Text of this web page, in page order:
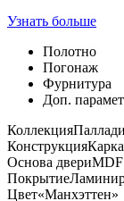
Узнать больше
Полотно
Погонаж
Фурнитура
Доп.
Коллекция
Конструкция
Основа двериMDF
Покрытие
Цвет«Манхэттен»